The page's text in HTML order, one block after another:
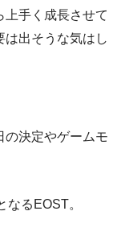
上手く成長させて
は出そうな気はし
の決定やゲームモ
るEOST。